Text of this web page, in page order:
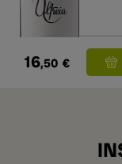
16,50 €